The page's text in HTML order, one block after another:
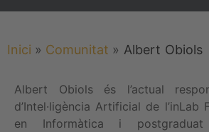
Inici » Comunitat » Albert Obiols
Albert Obiols és l’actual
d’Intel·ligència Artificial de l’inLab
en Informàtica i